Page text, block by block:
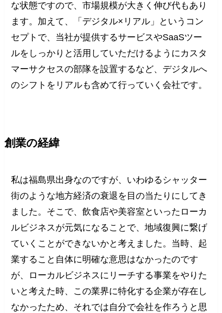
な状態ですので、市場規模が大きく伸び代もあり
ます。加えて、「デジタル×リアル」というコン
セプトで、当社が提供するサービスやSaaSツー
ルをしっかりと活用していただけるようにカスタ
マーサクセスの部隊を設置するなど、デジタルへ
のシフトをリアルも含めて行っていく会社です。
創業の経緯
私は福島県出身なのですが、いわゆるシャッター
街のような地方経済の衰退を目の当たりにしてき
ました。そこで、飲食店や美容室といったローカ
ルビジネスが元気になることで、地域復興に繋げ
ていくことができないかと考えました。当時、起
業すること自体に明確な意思はなかったのです
が、ローカルビジネスにリーチする事業をやりた
いと考えた時、この業界に特化する企業が存在し
なかったため、それでは自分で会社を作ろうと思